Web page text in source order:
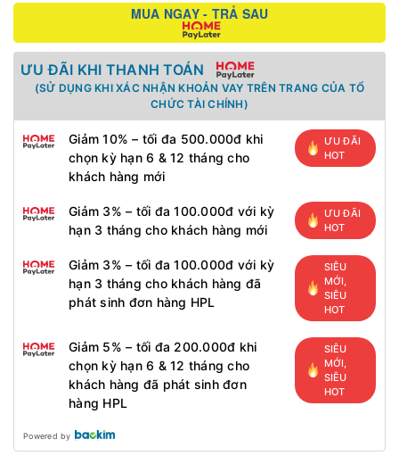
MUA NGAY - TRẢ SAU
ƯU ĐÃI KHI THANH TOÁN
(SỬ DỤNG KHI XÁC NHẬN KHOẢN VAY TRÊN TRANG CỦA TỔ
CHỨC TÀI CHÍNH)
Giảm 10% – tối đa 500.000đ khi
chọn kỳ hạn 6 & 12 tháng cho
khách hàng mới
ƯU ĐÃI
HOT
Giảm 3% – tối đa 100.000đ với kỳ
hạn 3 tháng cho khách hàng mới
ƯU ĐÃI
HOT
Giảm 3% – tối đa 100.000đ với kỳ
hạn 3 tháng cho khách hàng đã
phát sinh đơn hàng HPL
SIÊU
MỚI,
SIÊU
HOT
Giảm 5% – tối đa 200.000đ khi
chọn kỳ hạn 6 & 12 tháng cho
khách hàng đã phát sinh đơn
hàng HPL
SIÊU
MỚI,
SIÊU
HOT
Powered by